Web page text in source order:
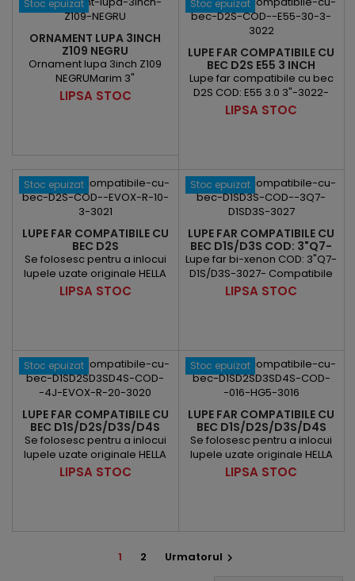
Stoc epuizat
ORNAMENT LUPA 3INCH
Z109 NEGRU
Ornament lupa 3inch Z109
NEGRUMarim 3"
Pret
LIPSA STOC
Stoc epuizat
LUPE FAR COMPATIBILE CU
BEC D2S E55 3 INCH
Lupe far compatibile cu bec
D2S COD: E55 3.0 3"-3022-
Compatibile cu bec D2S-
Pret
LIPSA STOC
Stoc epuizat
LUPE FAR COMPATIBILE CU
BEC D2S
Se folosesc pentru a inlocui
lupele uzate originale HELLA
Evox-R
Pret
LIPSA STOC
Stoc epuizat
LUPE FAR COMPATIBILE CU
BEC D1S/D3S COD: 3"Q7-
D1S/D3S-3027
Lupe far bi-xenon COD: 3"Q7-
D1S/D3S-3027- Compatibile
cu bec D1S/D3S- Dimensiune
Pret
LIPSA STOC
Stoc epuizat
LUPE FAR COMPATIBILE CU
BEC D1S/D2S/D3S/D4S
COD: 4J-EVOX-R 2.0-
3020
Se folosesc pentru a inlocui
lupele uzate originale HELLA
Evox-R
Pret
LIPSA STOC
Stoc epuizat
LUPE FAR COMPATIBILE CU
BEC D1S/D2S/D3S/D4S
Se folosesc pentru a inlocui
lupele uzate originale HELLA
Generatia 5 ( Hella G5 ) .
Pret
LIPSA STOC
1 2 Urmatorul 